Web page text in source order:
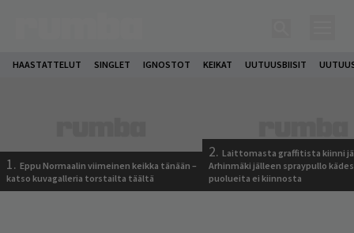
HAASTATTELUT SINGLET IGNOSTOT KEIKAT UUTUUSBIISIT
1. Eppu Normaalin viimeinen keikka tänään –
katso kuvagalleria torstailta täältä
2. Laittomasta graffitista kiinni
Arhinmäki jälleen spraypullo
puolueita ei kiinnosta